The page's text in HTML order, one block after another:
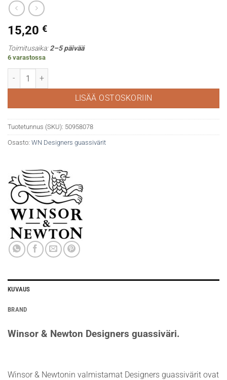
15,20 €
Toimitusaika:2–5 päivää
6 varastossa
WN Designers gouache 617 Silver (imitation) määrä
LISÄÄ OSTOSKORIIN
Tuotetunnus (SKU): 50958078
Osasto: WN Designers guassivärit
KUVAUS
BRAND
Winsor & Newton Designers guassiväri.
Winsor & Newtonin valmistamat Designers guassivärit ovat